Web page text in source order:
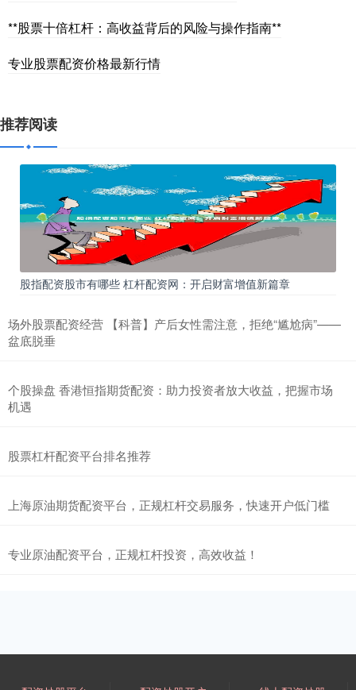
**股票十倍杠杆：高收益背后的风险与操作指南**
专业股票配资价格最新行情
推荐阅读
股指配资股市有哪些 杠杆配资网：开启财富增值新篇章
场外股票配资经营 【科普】产后女性需注意，拒绝“尴尬病”——
盆底脱垂
个股操盘 香港恒指期货配资：助力投资者放大收益，把握市场
机遇
股票杠杆配资平台排名推荐
上海原油期货配资平台，正规杠杆交易服务，快速开户低门槛
专业原油配资平台，正规杠杆投资，高效收益！